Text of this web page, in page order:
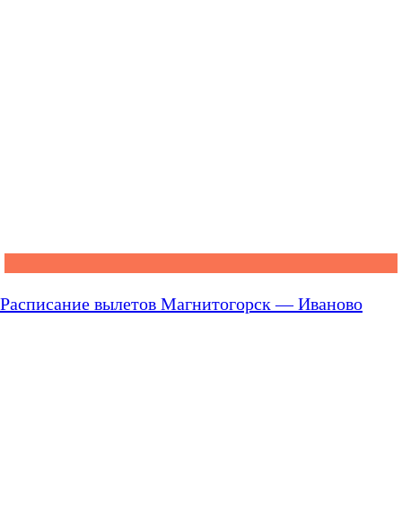
Расписание вылетов Магнитогорск — Иваново